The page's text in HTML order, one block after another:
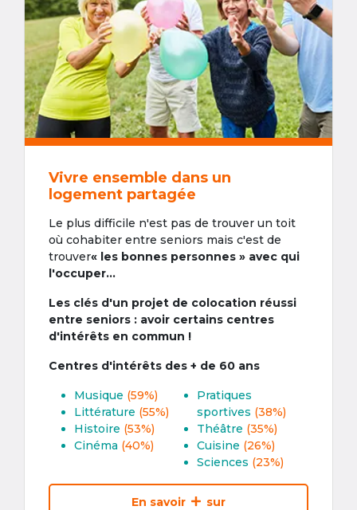
Vivre ensemble dans un
logement partagée
Le plus difficile n'est pas de trouver un toit
où cohabiter entre seniors mais c'est de
trouver« les bonnes personnes » avec qui
l'occuper...
Les clés d'un projet de colocation réussi
entre seniors : avoir certains centres
d'intérêts en commun !
Centres d'intérêts des + de 60 ans
Musique (59%)
Littérature (55%)
Histoire (53%)
Cinéma (40%)
Pratiques
sportives (38%)
Théâtre (35%)
Cuisine (26%)
Sciences (23%)
En savoir
sur